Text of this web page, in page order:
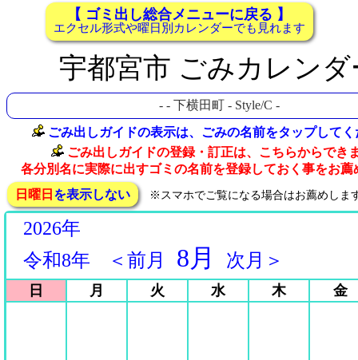
【 ゴミ出し総合メニューに戻る 】
エクセル形式や曜日別カレンダーでも見れます
宇都宮市 ごみカレンダ
- - 下横田町 - Style/C -
ごみ出しガイドの表示は、ごみの名前をタップして
ごみ出しガイドの登録・訂正は、こちらからでき
各分別名に実際に出すゴミの名前を登録しておく事をお薦
日曜日 を表示しない ※スマホでご覧になる場合はお薦めしま
2026年
令和8年
＜前月 8月 次月＞
日 月 火 水 木 金